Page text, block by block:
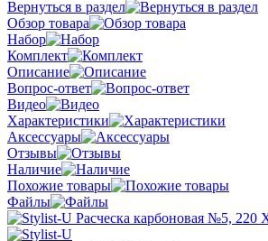
Вернуться в раздел
Обзор товара
Набор
Комплект
Описание
Вопрос-ответ
Видео
Характеристики
Аксессуары
Отзывы
Наличие
Похожие товары
Файлы